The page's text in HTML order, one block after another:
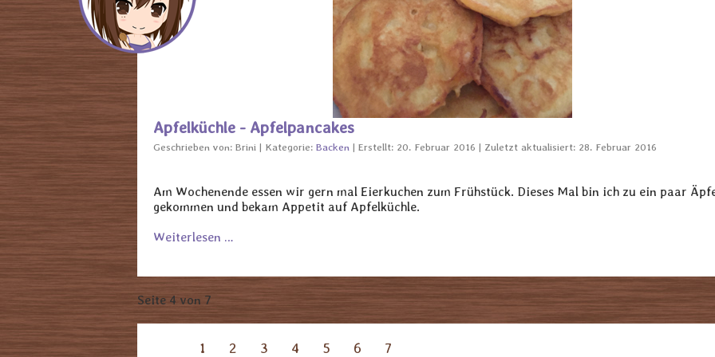
Apfelküchle - Apfelpancakes
Geschrieben von: Brini Kategorie: Backen Erstellt: 20. Februar 2016 Zuletzt aktualisiert: 28. Februar 2016
Am Wochenende essen wir gern mal Eierkuchen zum Frühstück. Dieses Mal bin ich zu ein paar
gekommen und bekam Appetit auf Apfelküchle.
Weiterlesen …
Seite 4 von 7
1 2 3 4 5 6 7